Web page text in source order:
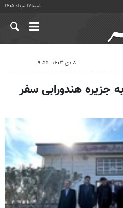
شنبه ۱۷ مرداد ۱۴۰۵
۸ دی ۱۴۰۳، ۹:۵۵
جزیره هندورابی سفر